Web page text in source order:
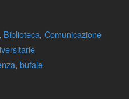
, Biblioteca, Comunicazione
, bufale